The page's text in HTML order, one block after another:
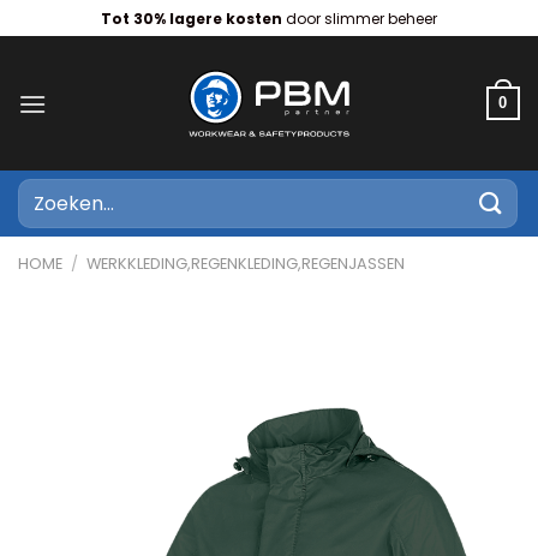
naar
Tot 30% lagere kosten door slimmer beheer
0
Zoeken
naar:
HOME / WERKKLEDING,REGENKLEDING,REGENJASSEN